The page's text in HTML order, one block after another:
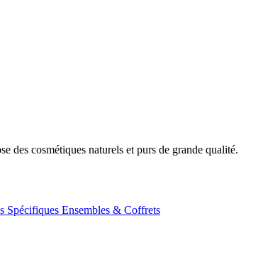
des cosmétiques naturels et purs de grande qualité.
Spécifiques Ensembles & Coffrets